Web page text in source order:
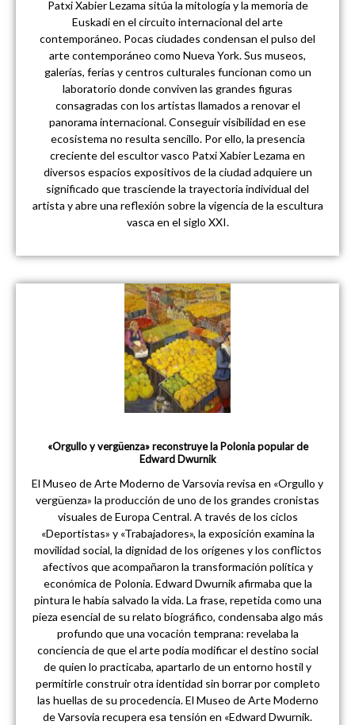
Patxi Xabier Lezama sitúa la mitología y la memoria de
Euskadi en el circuito internacional del arte
contemporáneo. Pocas ciudades condensan el pulso del
arte contemporáneo como Nueva York. Sus museos,
galerías, ferias y centros culturales funcionan como un
laboratorio donde conviven las grandes figuras
consagradas con los artistas llamados a renovar el
panorama internacional. Conseguir visibilidad en ese
ecosistema no resulta sencillo. Por ello, la presencia
creciente del escultor vasco Patxi Xabier Lezama en
diversos espacios expositivos de la ciudad adquiere un
significado que trasciende la trayectoria individual del
artista y abre una reflexión sobre la vigencia de la escultura
vasca en el siglo XXI.
«Orgullo y vergüenza» reconstruye la Polonia popular de
Edward Dwurnik
El Museo de Arte Moderno de Varsovia revisa en «Orgullo y
vergüenza» la producción de uno de los grandes cronistas
visuales de Europa Central. A través de los ciclos
«Deportistas» y «Trabajadores», la exposición examina la
movilidad social, la dignidad de los orígenes y los conflictos
afectivos que acompañaron la transformación política y
económica de Polonia. Edward Dwurnik afirmaba que la
pintura le había salvado la vida. La frase, repetida como una
pieza esencial de su relato biográfico, condensaba algo más
profundo que una vocación temprana: revelaba la
conciencia de que el arte podía modificar el destino social
de quien lo practicaba, apartarlo de un entorno hostil y
permitirle construir otra identidad sin borrar por completo
las huellas de su procedencia. El Museo de Arte Moderno
de Varsovia recupera esa tensión en «Edward Dwurnik.